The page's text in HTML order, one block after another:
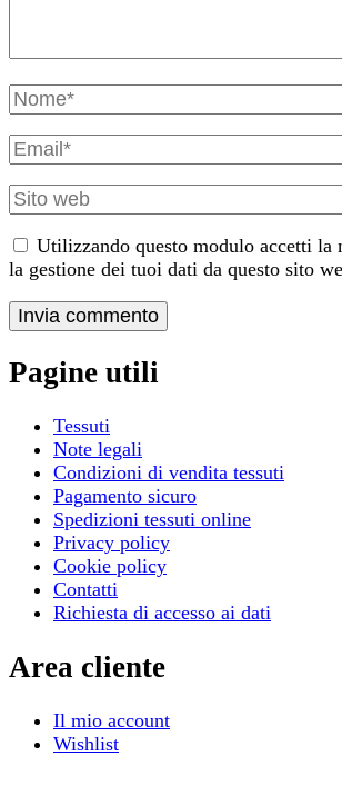
Nome
e
cognome
Email
Sito
web
Utilizzando questo modulo accetti la
la gestione dei tuoi dati da questo sito
Pagine utili
Tessuti
Note legali
Condizioni di vendita tessuti
Pagamento sicuro
Spedizioni tessuti online
Privacy policy
Cookie policy
Contatti
Richiesta di accesso ai dati
Area cliente
Il mio account
Wishlist